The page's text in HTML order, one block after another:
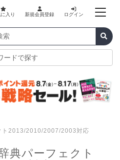
入り 新規会員登録 ログイン
ードで探す
ト2013/2010/2007/2003対応
典パーフェクト